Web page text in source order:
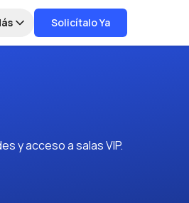
Solicítalo Ya
y acceso a salas VIP.